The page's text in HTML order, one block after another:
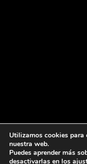
luctus nec ullamcorper
Utilizamos cookies para
nuestra web.
Puedes aprender más
desactivarlas en los